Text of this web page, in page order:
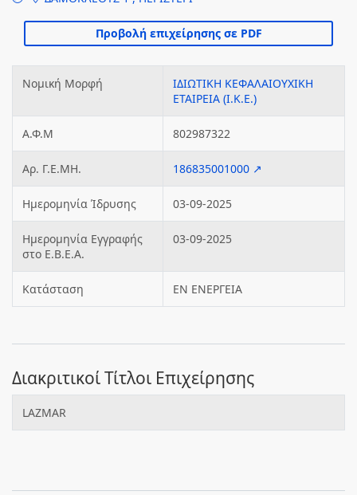
Νομική Μορφή
ΙΔΙΩΤΙΚΗ ΚΕΦΑΛΑΙΟΥΧΙΚΗ
ΕΤΑΙΡΕΙΑ (Ι.Κ.Ε.)
Α.Φ.Μ 802987322
Αρ. Γ.Ε.ΜΗ. 186835001000 ↗
Ημερομηνία Ίδρυσης 03-09-2025
Ημερομηνία Εγγραφής
στο Ε.Β.Ε.Α.
03-09-2025
Κατάσταση ΕΝ ΕΝΕΡΓΕΙΑ
Διακριτικοί Τίτλοι Επιχείρησης
LAZMAR